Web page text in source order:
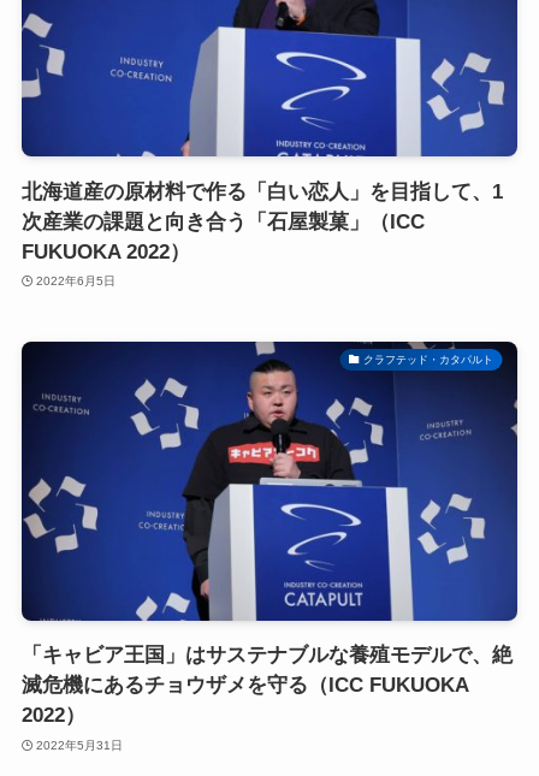
北海道産の原材料で作る「白い恋人」を目指して、1
次産業の課題と向き合う「石屋製菓」（ICC
FUKUOKA 2022）
2022年6月5日
クラフテッド・カタパルト
「キャビア王国」はサステナブルな養殖モデルで、絶
滅危機にあるチョウザメを守る（ICC FUKUOKA
2022）
2022年5月31日